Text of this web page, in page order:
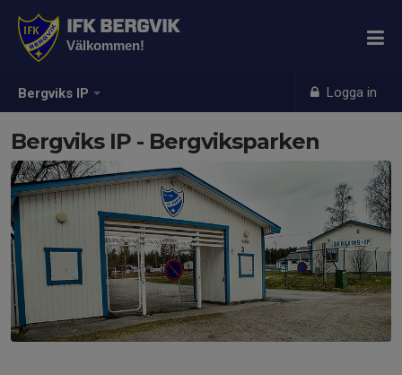
Bergviks IP Logga in
IFK BERGVIK
Välkommen!
Bergviks IP - Bergviksparken